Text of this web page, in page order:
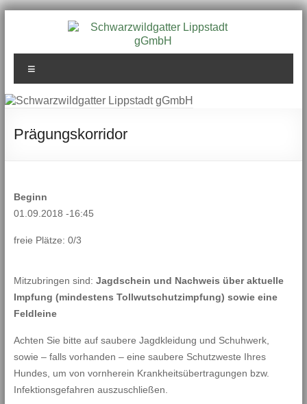
Schwarzwildgatter
Lippstadt gGmbH
Prägungskorridor
Beginn
01.09.2018 -16:45
freie Plätze: 0/3
Mitzubringen sind: Jagdschein und Nachweis über aktuelle
Impfung (mindestens Tollwutschutzimpfung) sowie eine
Feldleine
Achten Sie bitte auf saubere Jagdkleidung und Schuhwerk,
sowie – falls vorhanden – eine saubere Schutzweste Ihres
Hundes, um von vornherein Krankheitsübertragungen bzw.
Infektionsgefahren auszuschließen.